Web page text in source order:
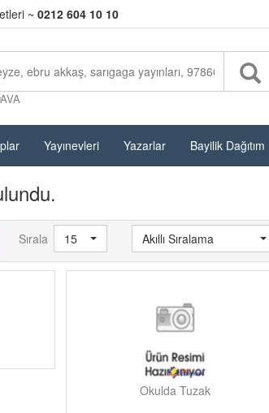
~ 0212 604 10 10
Yayınevleri Yazarlar Bayilik Dağıtım
Sırala 15 Akıllı Sıralama
Okulda Tuzak